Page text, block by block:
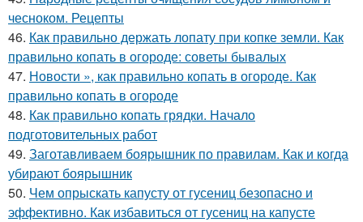
чесноком. Рецепты
46. Как правильно держать лопату при копке земли. Как
правильно копать в огороде: советы бывалых
47. Новости », как правильно копать в огороде. Как
правильно копать в огороде
48. Как правильно копать грядки. Начало
подготовительных работ
49. Заготавливаем боярышник по правилам. Как и когда
убирают боярышник
50. Чем опрыскать капусту от гусениц безопасно и
эффективно. Как избавиться от гусениц на капусте